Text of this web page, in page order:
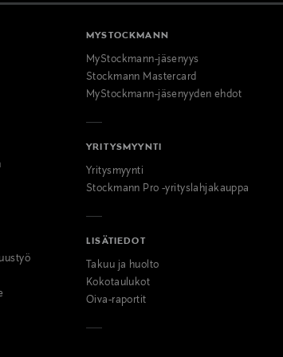
MYSTOCKMANN
MyStockmann-jäsenyys
Stockmann Mastercard
MyStockmann-jäsenyyden ehdot
YRITYSMYYNTI
Yritysmyynti
Stockmann Pro -yrityslahjakauppa
LISÄTIEDOT
Takuu ja huolto
Kokotaulukot
Oiva-raportit